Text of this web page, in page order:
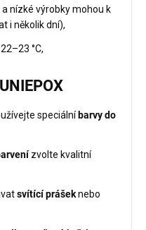
nízké výrobky mohou k
i několik dní),
°C,
speciální barvy do
zvolte kvalitní
svítící prášeknebo